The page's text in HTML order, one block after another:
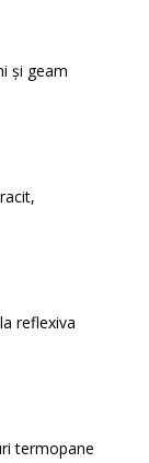
și geam
reflexiva
termopane